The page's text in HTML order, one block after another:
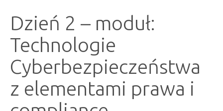
Dzień 2 – moduł:
Technologie
Cyberbezpieczeństwa
z elementami prawa i